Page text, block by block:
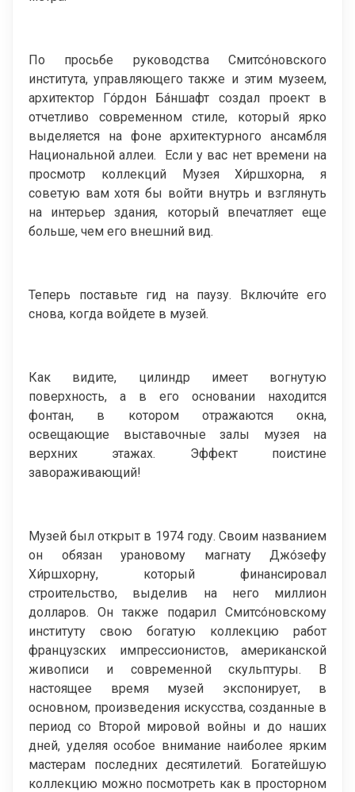
По просьбе руководства Смитсóновского
института, управляющего также и этим музеем,
архитектор Гóрдон Бáншафт создал проект в
отчетливо современном стиле, который ярко
выделяется на фоне архитектурного ансамбля
Национальной аллеи. Если у вас нет времени на
просмотр коллекций Музея Хи́ршхорна, я
советую вам хотя бы войти внутрь и взглянуть
на интерьер здания, который впечатляет еще
больше, чем его внешний вид.
Теперь поставьте гид на паузу. Включи́те его
снова, когда войдете в музей.
Как видите, цилиндр имеет вогнутую
поверхность, а в его основании находится
фонтан, в котором отражаются окна,
освещающие выставочные залы музея на
верхних этажах. Эффект поистине
завораживающий!
Музей был открыт в 1974 году. Своим названием
он обязан урановому магнату Джóзефу
Хи́ршхорну, который финансировал
строительство, выделив на него миллион
долларов. Он также подарил Смитсóновскому
институту свою богатую коллекцию работ
французских импрессионистов, американской
живописи и современной скульптуры. В
настоящее время музей экспонирует, в
основном, произведения искусства, созданные в
период со Второй мировой войны и до наших
дней, уделяя особое внимание наиболее ярким
мастерам последних десятилетий. Богатейшую
коллекцию можно посмотреть как в просторном